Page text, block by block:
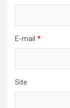
E-mail *
Site